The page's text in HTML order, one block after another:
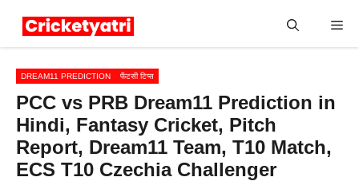
DREAM11 PREDICTION फैंटसी टिप्स
PCC vs PRB Dream11 Prediction in
Hindi, Fantasy Cricket, Pitch
Report, Dream11 Team, T10 Match,
ECS T10 Czechia Challenger